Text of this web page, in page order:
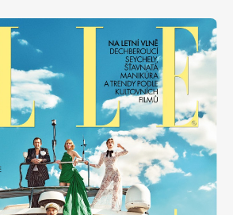
Elle Decoration
Merch